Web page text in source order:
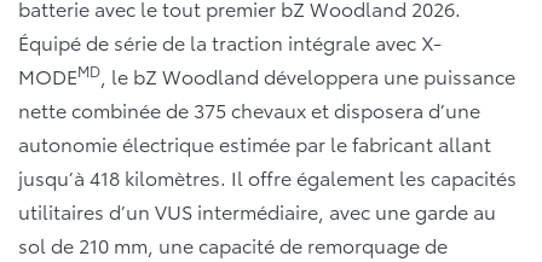
batterie avec le tout premier bZ Woodland 2026.
Équipé de série de la traction intégrale avec X-
MODEMD , le bZ Woodland développera une puissance
nette combinée de 375 chevaux et disposera d’une
autonomie électrique estimée par le fabricant allant
jusqu’à 418 kilomètres. Il offre également les capacités
utilitaires d’un VUS intermédiaire, avec une garde au
sol de 210 mm, une capacité de remorquage de